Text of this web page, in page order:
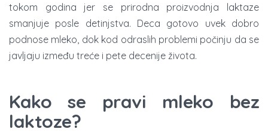
tokom godina jer se prirodna proizvodnja laktaze
smanjuje posle detinjstva. Deca gotovo uvek dobro
podnose mleko, dok kod odraslih problemi počinju da se
javljaju između treće i pete decenije života.
Kako se pravi mleko bez
laktoze?